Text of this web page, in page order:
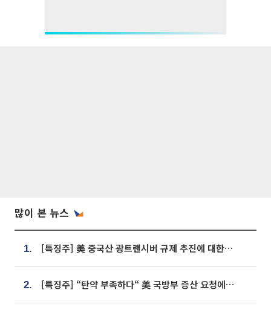
많이 본 뉴스
1. [특징주] 美 중국산 광트랜시버 규제 추진에 대한광통신 등 광통신株 강세
2. [특징주] “탄약 부족하다“ 美 국방부 증산 요청에⋯국내 방산주 급등세